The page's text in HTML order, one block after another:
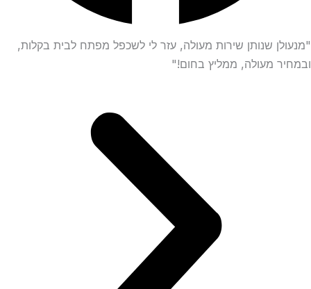
"מנעולן שנותן שירות מעולה, עזר לי לשכפל מפתח לבית בקלות,
ובמחיר מעולה, ממליץ בחום!"